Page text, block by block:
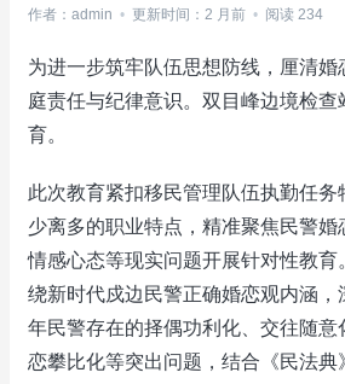
作者：admin • 更新时间：2 月前 • 阅读 234
为进一步筑牢队伍思想防线，厘清婚
庭责任与纪律意识。双目峰边境检查
育。
此次教育紧扣移民管理队伍执勤任务
少离多的职业特点，精准聚焦民警婚
情感心态等现实问题开展针对性教育
绕新时代戍边民警正确婚恋观内涵，
年民警存在的择偶功利化、交往随意
恋攀比化等突出问题，结合《民法典